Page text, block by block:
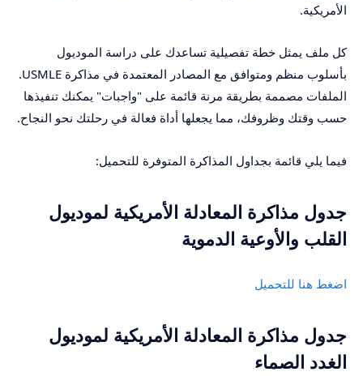
الأمريكية.
كل ملف يمثل خطة تفصيلية تساعدك على دراسة الموديول
بأسلوب منظم ومتوافق مع المصادر المعتمدة في مذاكرة USMLE.
الملفات مصممة بطريقة مرنة قائمة على "واجبات" يمكنك تنفيذها
حسب وقتك وظروفك، مما يجعلها أداة فعالة في رحلتك نحو النجاح.
فيما يلي قائمة بجداول المذاكرة المتوفرة للتحميل:
جدول مذاكرة المعادلة الأمريكية لموديول
القلب والأوعية الدموية
اضغط هنا للتحميل
جدول مذاكرة المعادلة الأمريكية لموديول
الغدد الصماء